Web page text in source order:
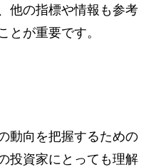
他の指標や情報も参考
とが重要です。
動向を把握するための
投資家にとっても理解